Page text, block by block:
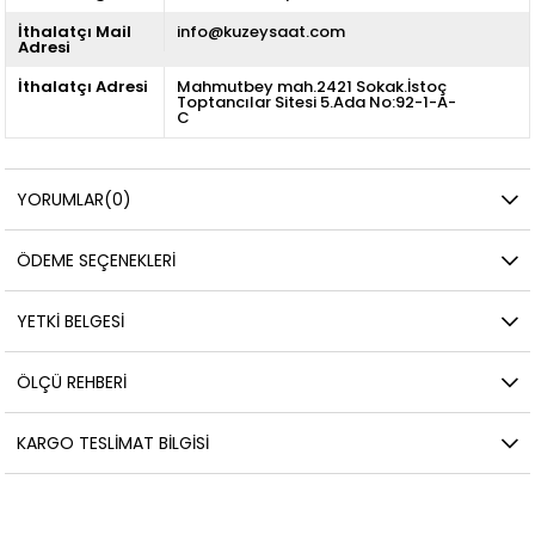
İthalatçı Mail
Adresi
info@kuzeysaat.com
İthalatçı Adresi Mahmutbey mah.2421 Sokak.İstoç
Toptancılar Sitesi 5.Ada No:92-1-A-
C
YORUMLAR(0)
ÖDEME SEÇENEKLERI
YETKİ BELGESİ
ÖLÇÜ REHBERI
KARGO TESLIMAT BILGISI